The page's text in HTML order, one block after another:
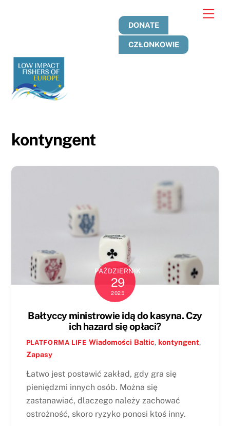
DONATE
CZŁONKOWIE
kontyngent
PAŹDZIERNIK
29
2025
Bałtyccy ministrowie idą do kasyna. Czy
ich hazard się opłaci?
PLATFORMA LIFE Wiadomości Baltic, kontyngent,
Zapasy
Łatwo jest postawić zakład, gdy gra się
pieniędzmi innych osób. Można się
zastanawiać, dlaczego należy zachować
ostrożność, skoro ryzyko ponosi ktoś inny.